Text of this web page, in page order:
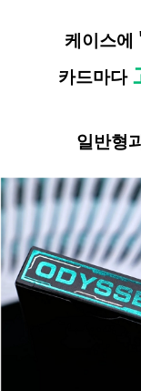
케이스에
카드마다
일반형